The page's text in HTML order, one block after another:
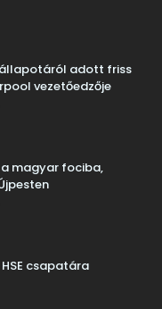
állapotáról adott friss
vezetőedzője
a magyar fociba,
csapatára